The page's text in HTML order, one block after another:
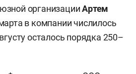
организацииАртем
в компании числилось
осталось порядка 250–